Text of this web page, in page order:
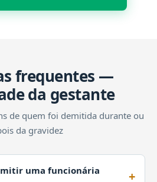
frequentes —
da gestante
de quem foi demitida durante ou
da gravidez
uma funcionária